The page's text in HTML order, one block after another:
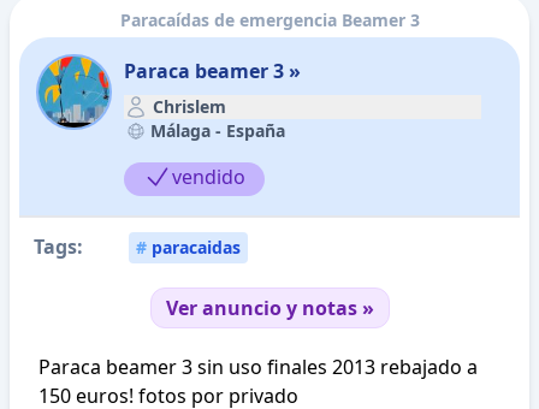
Paracaídas de emergencia Beamer 3
Paraca beamer 3 »
Chrislem
Málaga - España
vendido
Tags: # paracaidas
Ver anuncio y notas »
Paraca beamer 3 sin uso finales 2013 rebajado a
150 euros! fotos por privado